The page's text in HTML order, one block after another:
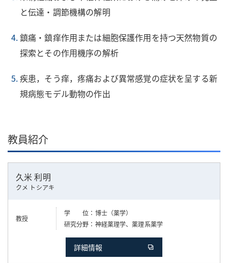
と伝達・調節機構の解明
鎮痛・鎮痒作用または細胞保護作用を持つ天然物質の
探索とその作用機序の解析
疾患，そう痒，疼痛および異常感覚の症状を呈する新
規病態モデル動物の作出
教員紹介
久米 利明
クメ トシアキ
教授
学 位
博士（薬学）
研究分野
神経薬理学、薬理系薬学
詳細情報